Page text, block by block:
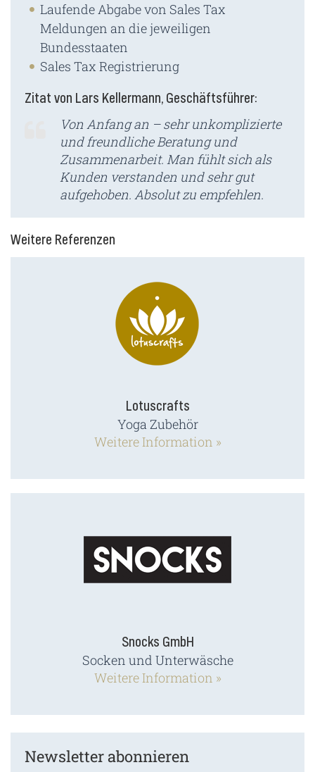
Laufende Abgabe von Sales Tax
Meldungen an die jeweiligen
Bundesstaaten
Sales Tax Registrierung
Zitat von Lars Kellermann, Geschäftsführer:
Von Anfang an – sehr unkomplizierte
und freundliche Beratung und
Zusammenarbeit. Man fühlt sich als
Kunden verstanden und sehr gut
aufgehoben. Absolut zu empfehlen.
Weitere Referenzen
Lotuscrafts
Yoga Zubehör
Weitere Information »
Snocks GmbH
Socken und Unterwäsche
Weitere Information »
Newsletter abonnieren